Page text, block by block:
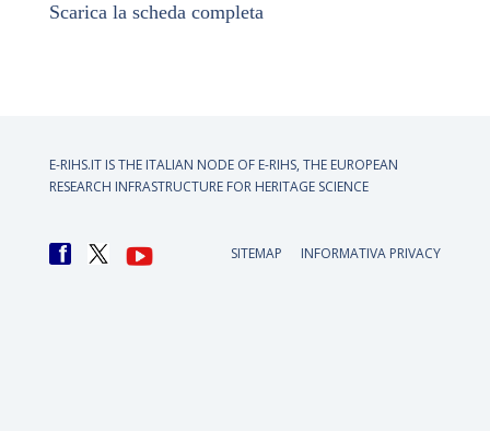
Scarica la scheda completa
E-RIHS.IT IS THE ITALIAN NODE OF E-RIHS, THE EUROPEAN
RESEARCH INFRASTRUCTURE FOR HERITAGE SCIENCE
SITEMAP INFORMATIVA PRIVACY